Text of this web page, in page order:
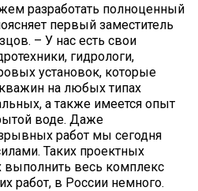
разработать полноценный
первый заместитель
– У нас есть свои
гидрологи,
установок, которые
на любых типах
а также имеется опыт
воде. Даже
работ мы сегодня
Таких проектных
выполнить весь комплекс
работ, в России немного.